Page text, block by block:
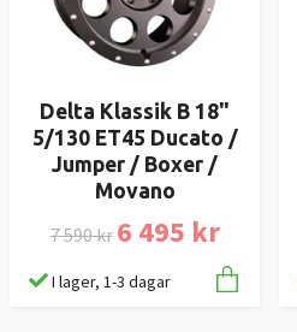
Delta Klassik B 18"
5/130 ET45 Ducato /
Jumper / Boxer /
Movano
7 590 kr 6 495 kr
I lager, 1-3 dagar